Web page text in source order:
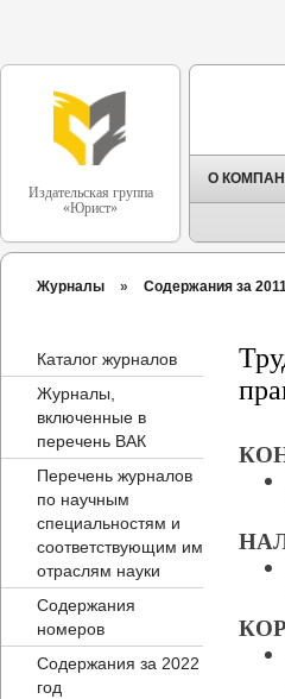
Издательская группа
«Юрист»
О
Журналы » Содержания за
Каталог журналов
Журналы,
включенные в
перечень ВАК
Перечень журналов
по научным
специальностям и
соответствующим им
отраслям науки
Содержания
номеров
Содержания за 2022
год